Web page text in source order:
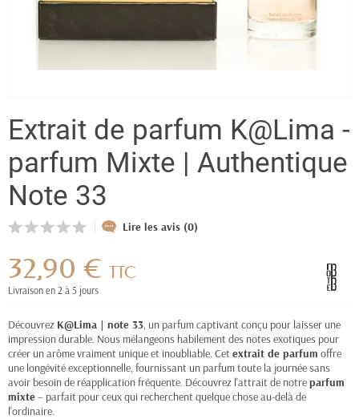
Extrait de parfum K@Lima -
parfum Mixte | Authentique
Note 33
Lire les avis (0)
32,90 € TTC
Livraison en 2 à 5 jours
Découvrez K@Lima | note 33, un parfum captivant conçu pour laisser une
impression durable. Nous mélangeons habilement des notes exotiques pour
créer un arôme vraiment unique et inoubliable. Cet extrait de parfum offre
une longévité exceptionnelle, fournissant un parfum toute la journée sans
avoir besoin de réapplication fréquente. Découvrez l'attrait de notreparfum
mixte– parfait pour ceux qui recherchent quelque chose au-delà de
l'ordinaire.